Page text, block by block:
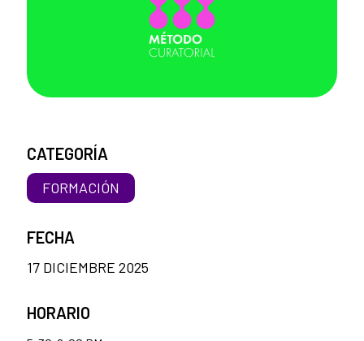
CATEGORÍA
FORMACIÓN
FECHA
17 DICIEMBRE 2025
HORARIO